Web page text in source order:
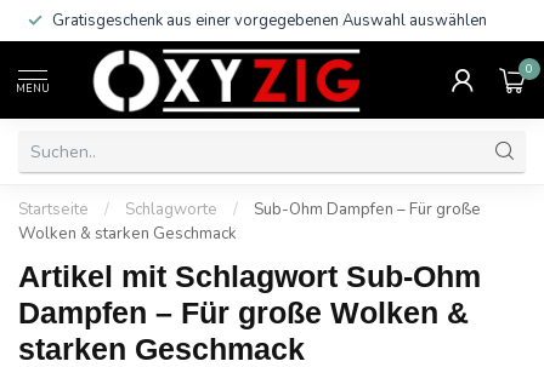
Gratisgeschenk aus einer vorgegebenen Auswahl auswählen
MENU
0
Startseite / Schlagworte /
Sub-Ohm Dampfen – Für große
Wolken & starken Geschmack
Artikel mit Schlagwort Sub-Ohm
Dampfen – Für große Wolken &
starken Geschmack